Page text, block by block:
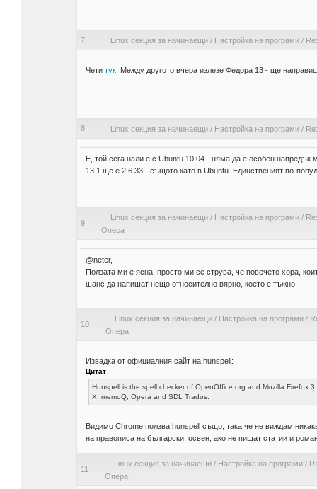
7 Linux секция за начинаещи/ Настройка на програми/
Чети тук. Между другото вчера излезе Федора 13 - ще
8 Linux секция за начинаещи/ Настройка на програми/
Е, той сега нали е с Ubuntu 10.04 - няма да е особен
13.1 ще е 2.6.33 - същото като в Ubuntu. Единственият по-
9
Linux секция за начинаещи/ Настройка на програми/
Опера
@neter,
Ползата ми е ясна, просто ми се струва, че повечето хора,
шанс да напишат нещо относително вярно, което е тъжно.
10
Linux секция за начинаещи/ Настройка на програми/
Опера
Извадка от официалния сайт на hunspell:
Цитат
Hunspell is the spell checker of OpenOffice.org and Mozilla Firefox
X, memoQ, Opera and SDL Trados.
Видимо Chrome ползва hunspell също, така че не виждам
на правописа на български, освен, ако не пишат статии и
11
Linux секция за начинаещи/ Настройка на програми/
Опера